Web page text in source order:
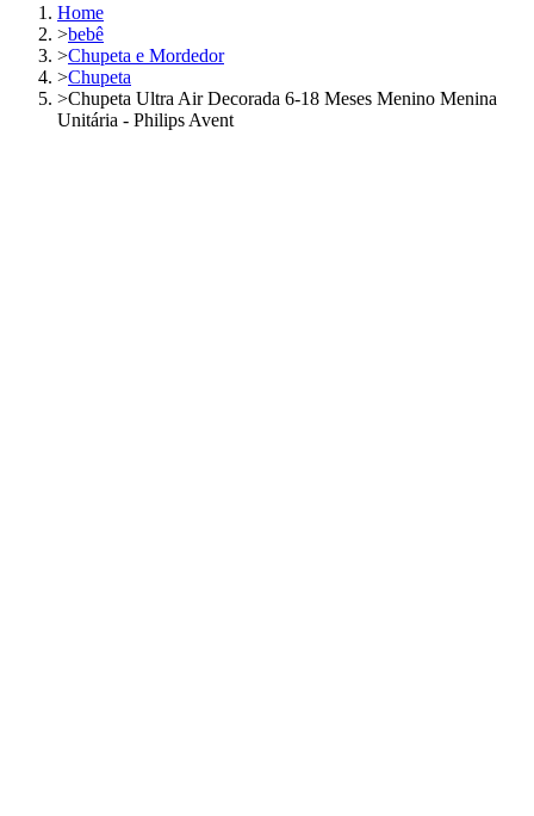
Home
>bebê
>Chupeta e Mordedor
>Chupeta
>Chupeta Ultra Air Decorada 6-18 Meses Menino Menina
Unitária - Philips Avent